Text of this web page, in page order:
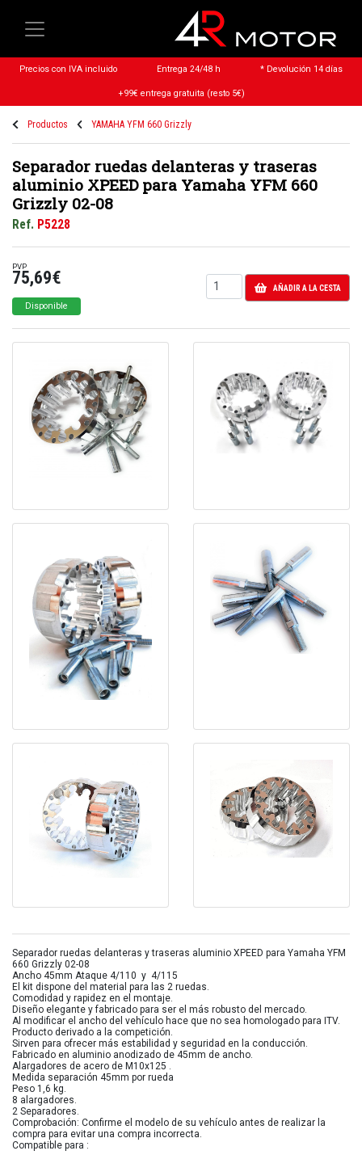
Precios con IVA incluido Entrega 24/48 h * Devolución 14 días
+99€ entrega gratuita (resto 5€)
Productos YAMAHA YFM 660 Grizzly
Separador ruedas delanteras y traseras
aluminio XPEED para Yamaha YFM 660
Grizzly 02-08
Ref. P5228
PVP
75,69€
Disponible
AÑADIR A LA CESTA
Separador ruedas delanteras y traseras aluminio XPEED para Yamaha YFM
660 Grizzly 02-08
Ancho 45mm Ataque 4/110 y 4/115
El kit dispone del material para las 2 ruedas.
Comodidad y rapidez en el montaje.
Diseño elegante y fabricado para ser el más robusto del mercado.
Al modificar el ancho del vehículo hace que no sea homologado para ITV.
Producto derivado a la competición.
Sirven para ofrecer más estabilidad y seguridad en la conducción.
Fabricado en aluminio anodizado de 45mm de ancho.
Alargadores de acero de M10x125 .
Medida separación 45mm por rueda
Peso 1,6 kg.
8 alargadores.
2 Separadores.
Comprobación: Confirme el modelo de su vehículo antes de realizar la
compra para evitar una compra incorrecta.
Compatible para :